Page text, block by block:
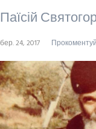
Паїсій
бер. 24, 2017